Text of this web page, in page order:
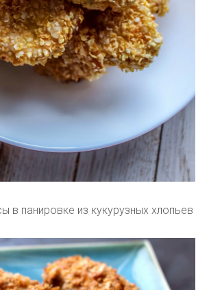
в панировке из кукурузных хлопьев